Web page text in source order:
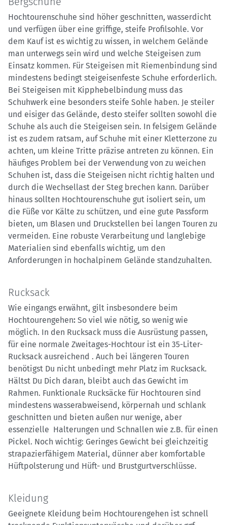
Hochtourenschuhe sind höher geschnitten, wasserdicht
und verfügen über eine griffige, steife Profilsohle. Vor
dem Kauf ist es wichtig zu wissen, in welchem Gelände
man unterwegs sein wird und welche Steigeisen zum
Einsatz kommen. Für Steigeisen mit Riemenbindung sind
mindestens bedingt steigeisenfeste Schuhe erforderlich.
Bei Steigeisen mit Kipphebelbindung muss das
Schuhwerk eine besonders steife Sohle haben. Je steiler
und eisiger das Gelände, desto steifer sollten sowohl die
Schuhe als auch die Steigeisen sein. In felsigem Gelände
ist es zudem ratsam, auf Schuhe mit einer Kletterzone zu
achten, um kleine Tritte präzise antreten zu können. Ein
häufiges Problem bei der Verwendung von zu weichen
Schuhen ist, dass die Steigeisen nicht richtig halten und
durch die Wechsellast der Steg brechen kann. Darüber
hinaus sollten Hochtourenschuhe gut isoliert sein, um
die Füße vor Kälte zu schützen, und eine gute Passform
bieten, um Blasen und Druckstellen bei langen Touren zu
vermeiden. Eine robuste Verarbeitung und langlebige
Materialien sind ebenfalls wichtig, um den
Anforderungen in hochalpinem Gelände standzuhalten.
Rucksack
Wie eingangs erwähnt, gilt insbesondere beim
Hochtourengehen: So viel wie nötig, so wenig wie
möglich. In den Rucksack muss die Ausrüstung passen,
für eine normale Zweitages-Hochtour ist ein 35-Liter-
Rucksack ausreichend . Auch bei längeren Touren
benötigst Du nicht unbedingt mehr Platz im Rucksack.
Hältst Du Dich daran, bleibt auch das Gewicht im
Rahmen. Funktionale Rucksäcke für Hochtouren sind
mindestens wasserabweisend, körpernah und schlank
geschnitten und bieten außen nur wenige, aber
essenzielle Halterungen und Schnallen wie z.B. für einen
Pickel. Noch wichtig: Geringes Gewicht bei gleichzeitig
strapazierfähigem Material, dünner aber komfortable
Hüftpolsterung und Hüft- und Brustgurtverschlüsse.
Kleidung
Geeignete Kleidung beim Hochtourengehen ist schnell